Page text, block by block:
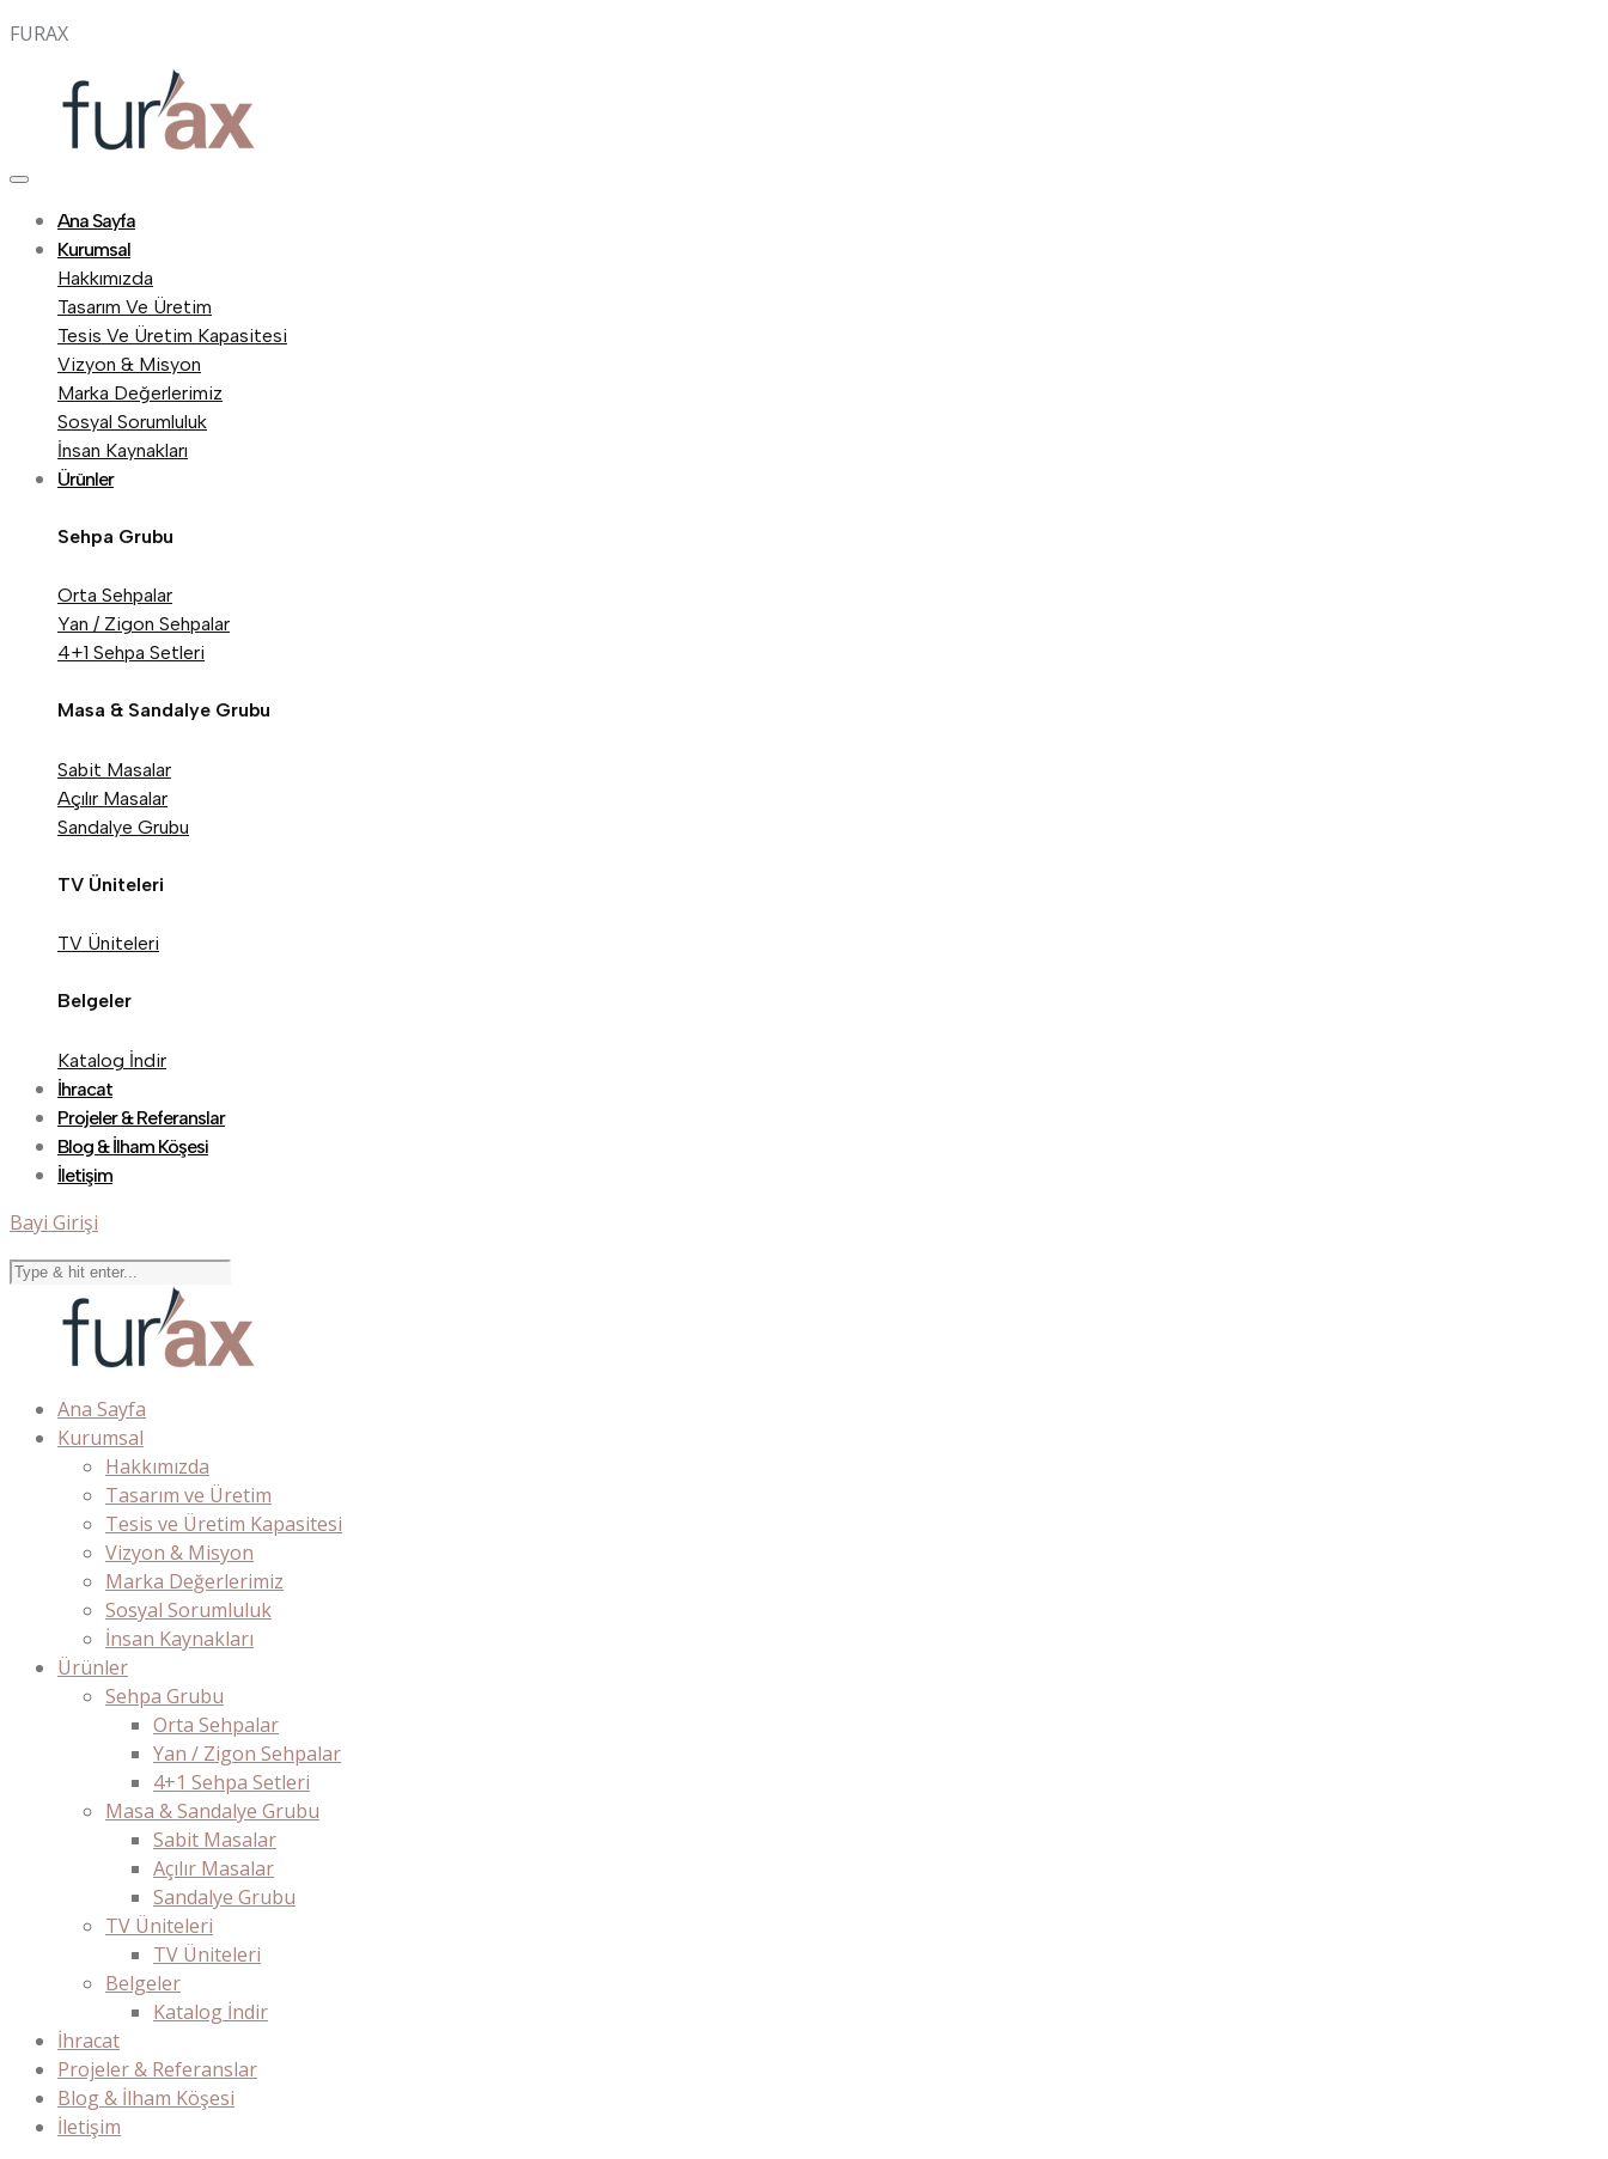
FURAX
Ana Sayfa
Kurumsal
Hakkımızda
Tasarım Ve Üretim
Tesis Ve Üretim Kapasitesi
Vizyon & Misyon
Marka Değerlerimiz
Sosyal Sorumluluk
İnsan Kaynakları
Ürünler
Sehpa Grubu
Orta Sehpalar
Yan / Zigon Sehpalar
4+1 Sehpa Setleri
Masa & Sandalye Grubu
Sabit Masalar
Açılır Masalar
Sandalye Grubu
TV Üniteleri
TV Üniteleri
Belgeler
Katalog İndir
İhracat
Projeler & Referanslar
Blog & İlham Köşesi
İletişim
Bayi Girişi
Ana Sayfa
Kurumsal
Hakkımızda
Tasarım ve Üretim
Tesis ve Üretim Kapasitesi
Vizyon & Misyon
Marka Değerlerimiz
Sosyal Sorumluluk
İnsan Kaynakları
Ürünler
Sehpa Grubu
Orta Sehpalar
Yan / Zigon Sehpalar
4+1 Sehpa Setleri
Masa & Sandalye Grubu
Sabit Masalar
Açılır Masalar
Sandalye Grubu
TV Üniteleri
TV Üniteleri
Belgeler
Katalog İndir
İhracat
Projeler & Referanslar
Blog & İlham Köşesi
İletişim